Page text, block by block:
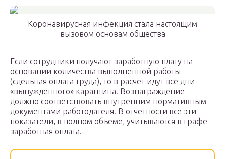
Коронавирусная инфекция стала настоящим
вызовом основам общества
Если сотрудники получают заработную плату на
основании количества выполненной работы
(сдельная оплата труда), то в расчет идут все дни
«вынужденного» карантина. Вознаграждение
должно соответствовать внутренним нормативным
документами работодателя. В отчетности все эти
показатели, в полном объеме, учитываются в графе
заработная оплата.